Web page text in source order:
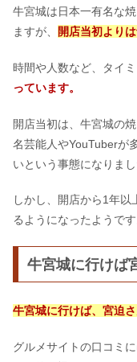
牛宮城は日本一有名な
ますが、
開店当初より
時間や人数など、タイ
っています。
開店当初は、牛宮城の
名芸能人やYouTuberが
いという事態になりまし
しかし、開店から1年
るようになったようです
牛宮城に行けば
牛宮城に行けば、宮迫
グルメサイトの口コミ